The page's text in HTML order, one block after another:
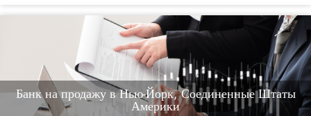
Банк на продажу в Нью-Йорк, Соединенные Штаты
Америки